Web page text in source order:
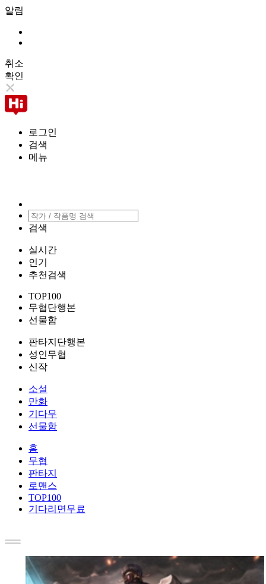
알림
취소
확인
로그인
검색
메뉴
검색
실시간
인기
추천검색
TOP100
무협단행본
선물함
판타지단행본
성인무협
신작
소설
만화
기다무
선물함
홈
무협
판타지
로맨스
TOP100
기다리면무료